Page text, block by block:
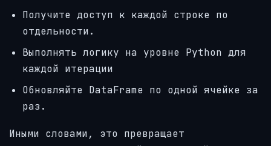
Получите доступ к каждой строке по
отдельности.
Выполнять логику на уровне Python для
каждой итерации
Обновляйте DataFrame по одной ячейке за
раз.
Иными словами, это превращает